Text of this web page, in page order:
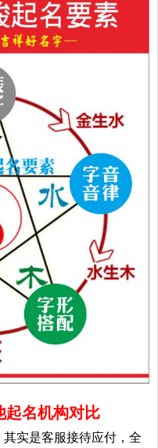
起名机构对比
实是客服接待应付，全